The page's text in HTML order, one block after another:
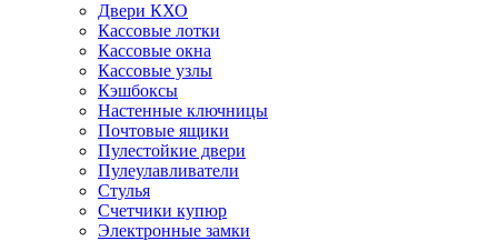
Двери КХО
Кассовые лотки
Кассовые окна
Кассовые узлы
Кэшбоксы
Настенные ключницы
Почтовые ящики
Пулестойкие двери
Пулеулавливатели
Стулья
Счетчики купюр
Электронные замки